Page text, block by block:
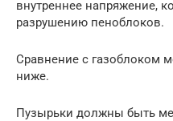
внутреннее напряжение,
разрушению пеноблоков.
Сравнение с газоблоком
ниже.
Пузырьки должны быть